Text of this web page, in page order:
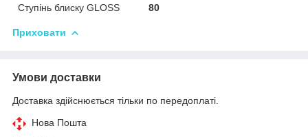
Ступінь блиску GLOSS
80
Приховати
Умови доставки
Доставка здійснюється тільки по передоплаті.
Нова Пошта